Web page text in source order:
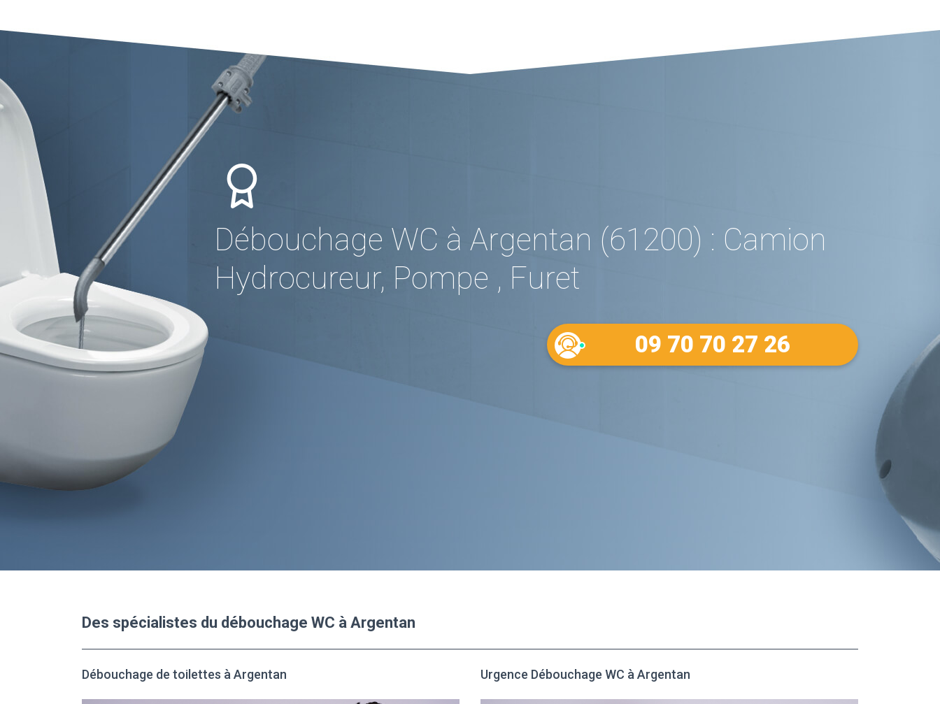
Débouchage WC à Argentan (61200) : Camion
Hydrocureur, Pompe , Furet
09 70 70 27 26
Des spécialistes du débouchage WC à Argentan
Débouchage de toilettes à Argentan Urgence Débouchage WC à Argentan